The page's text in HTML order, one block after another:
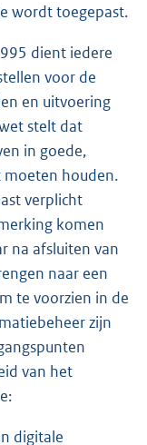
wordt toegepast.
dient iedere
voor de
en uitvoering
stelt dat
in goede,
moeten houden.
verplicht
komen
na afsluiten van
naar een
te voorzien in de
zijn
van het
digitale